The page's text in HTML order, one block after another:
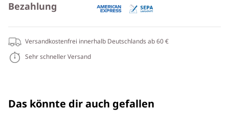
Bezahlung
Versandkostenfrei innerhalb Deutschlands ab 60 €
Sehr schneller Versand
Das könnte dir auch gefallen